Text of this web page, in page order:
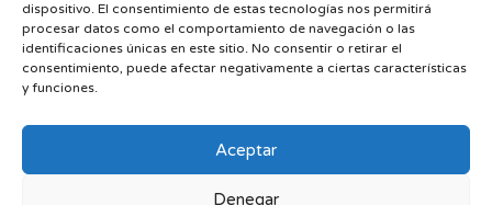
dispositivo. El consentimiento de estas tecnologías nos permitirá
procesar datos como el comportamiento de navegación o las
identificaciones únicas en este sitio. No consentir o retirar el
consentimiento, puede afectar negativamente a ciertas características
y funciones.
Aceptar
Denegar
Nuestras tiendas
Teléfono
Whatsapp
+34 675 730 218